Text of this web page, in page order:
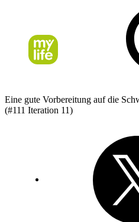
Eine gute Vorbereitung auf die
(#111 Iteration 11)